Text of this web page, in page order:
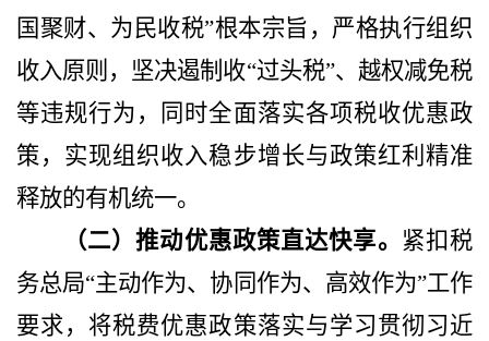
国聚财、为民收税”根本宗旨，严格执行组织
收入原则，坚决遏制收“过头税”、越权减免税
等违规行为，同时全面落实各项税收优惠政
策，实现组织收入稳步增长与政策红利精准
释放的有机统一。
（二）推动优惠政策直达快享。 紧扣税
务总局“主动作为、协同作为、高效作为”工作
要求，将税费优惠政策落实与学习贯彻习近